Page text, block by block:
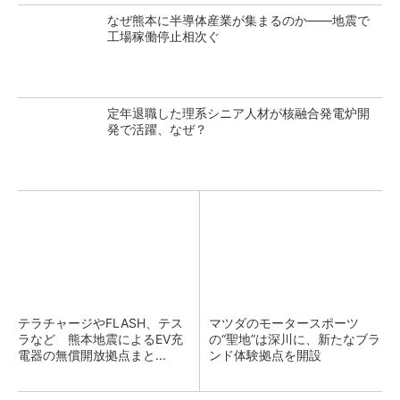
なぜ熊本に半導体産業が集まるのか――地震で
工場稼働停止相次ぐ
定年退職した理系シニア人材が核融合発電炉開
発で活躍、なぜ？
テラチャージやFLASH、テス
ラなど 熊本地震によるEV充
電器の無償開放拠点まと...
マツダのモータースポーツ
の“聖地”は深川に、新たなブラ
ンド体験拠点を開設